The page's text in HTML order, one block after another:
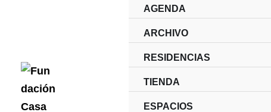
AGENDA
ARCHIVO
RESIDENCIAS
TIENDA
ESPACIOS